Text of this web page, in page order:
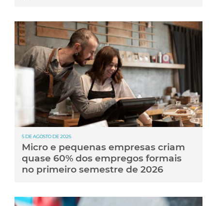
5 DE AGOSTO DE 2026
Micro e pequenas empresas criam
quase 60% dos empregos formais
no primeiro semestre de 2026